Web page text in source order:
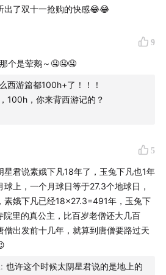
，唐长老不贪富贵
，圣显幽魂救本原
，大圣妙法现真相
：印度灵鹫山、无锡灵山胜境
代月宫传说
节
出了双十一抢购的快感😂😂
9
个是荤鹅～🤤🤤🤤
西游篇都100h+了！！！
100h，你来背西游记的？
5
星君说素娥下凡18年了，玉兔下凡也1年
球上，一个月球日等于27.3个地球日，
素娥下凡已经18×27.3=491年，玉兔下
院里的真公主，比百岁老僧还大几百
僧出发前十几年，就算到唐僧要路过天
: 也许这个时候太阴星君说的是地上的